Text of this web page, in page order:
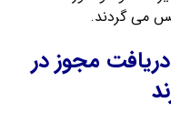
می گردند.
مجوز در